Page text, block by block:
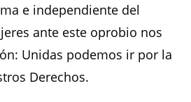
e independiente del
ante este oprobio nos
Unidas podemos ir por la
Derechos.